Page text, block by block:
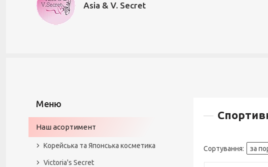
Asia & V. Secret
Наш асортимент
Корейська та Японська косметика
Victoria's Secret